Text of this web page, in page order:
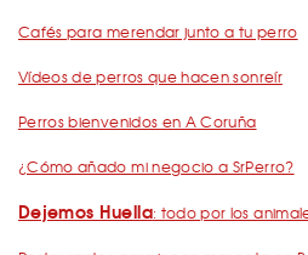
Cafés para merendar junto a tu perro
Vídeos de perros que hacen sonreír
Perros bienvenidos en A Coruña
¿Cómo añado mi negocio a SrPerro?
Dejemos Huella: todo por los